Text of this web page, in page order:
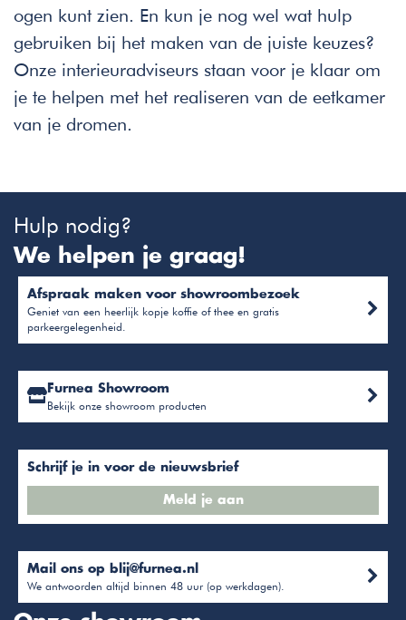
ogen kunt zien. En kun je nog wel wat hulp
gebruiken bij het maken van de juiste keuzes?
Onze interieuradviseurs staan voor je klaar om
je te helpen met het realiseren van de eetkamer
van je dromen.
Hulp nodig?
We helpen je graag!
Afspraak maken voor showroombezoek
Geniet van een heerlijk kopje koffie of thee en gratis
parkeergelegenheid.
Furnea Showroom
Bekijk onze showroom producten
Schrijf je in voor de nieuwsbrief
Meld je aan
Mail ons op blij@furnea.nl
We antwoorden altijd binnen 48 uur (op werkdagen).